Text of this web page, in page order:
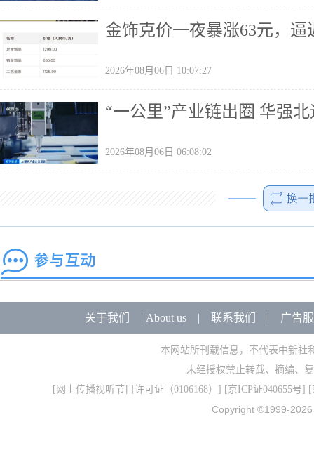
金饰克价一夜暴涨63元，逼
2026年08月06日 10:07:27
“一公里”产业链出圈 华强
2026年08月06日 06:08:02
关于我们 | About us| 联系我们 | 广告
本网站所刊载信息，不代表中新社
未经授权禁止转载、摘编、
[ 网上传播视听节目许可证（0106168） ] [京ICP证040655号] [
Copyright ©1999-